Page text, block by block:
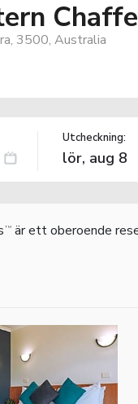
3500, Australia
Utcheckning:
TM är ett oberoende